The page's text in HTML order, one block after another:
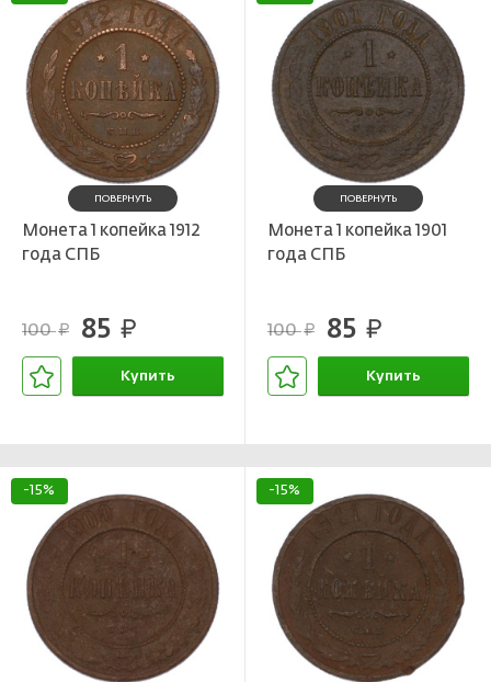
ПОВЕРНУТЬ
Монета 1 копейка 1912
года СПБ
100руб. 85 руб.
Купить
ПОВЕРНУТЬ
Монета 1 копейка 1901
года СПБ
100руб. 85 руб.
Купить
-15% -15%